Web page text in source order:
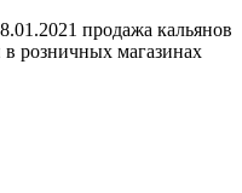
продажа кальянов
в розничных магазинах